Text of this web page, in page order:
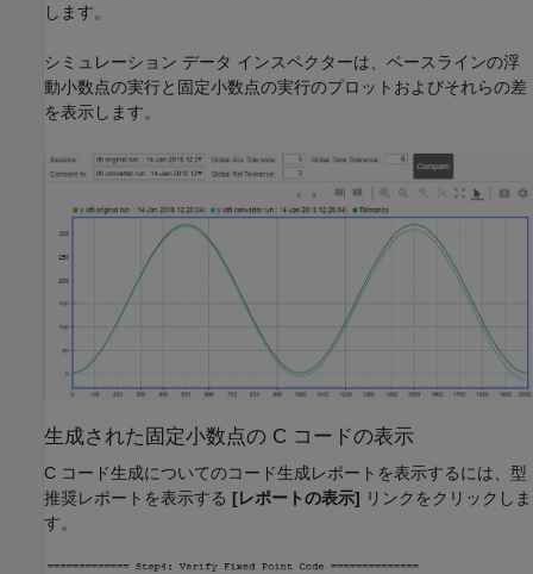
します。
シミュレーション データ インスペクターは、ベースラインの浮
動小数点の実行と固定小数点の実行のプロットおよびそれらの差
を表示します。
生成された固定小数点の C コードの表示
C コード生成についてのコード生成レポートを表示するには、型
推奨レポートを表示する [レポートの表示] リンクをクリックしま
す。